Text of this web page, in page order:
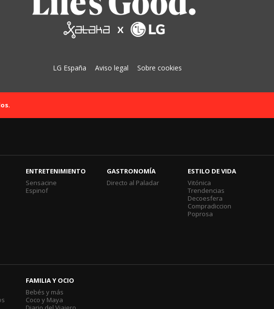
LG España Aviso legal Sobre cookies
ENTRETENIMIENTO
Sensacine
Espinof
GASTRONOMÍA
Directo al Paladar
ESTILO DE VIDA
Vitónica
Trendencias
Decoesfera
Compradiccion
Poprosa
FAMILIA Y OCIO
Bebés y más
Coco y Maya